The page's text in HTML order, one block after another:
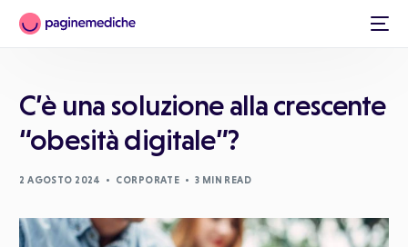
C’è una soluzione alla crescente
“obesità digitale”?
2 AGOSTO 2024 CORPORATE 3 MIN READ